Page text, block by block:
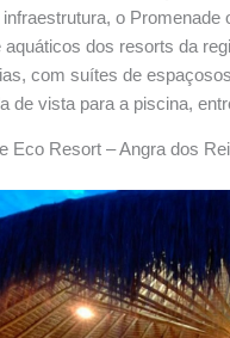
o Promenade
aquáticos dos resorts da
com suítes de
de vista para a piscina,
Eco Resort – Angra dos